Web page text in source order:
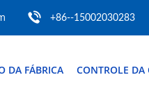
+86--15002030283
DA FÁBRICA CONTROLE DA